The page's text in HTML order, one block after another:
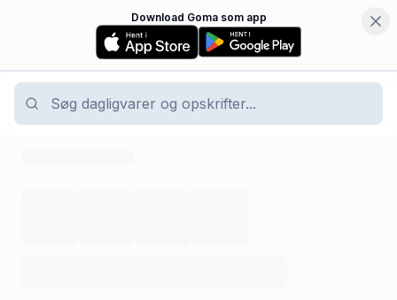
Download Goma som app